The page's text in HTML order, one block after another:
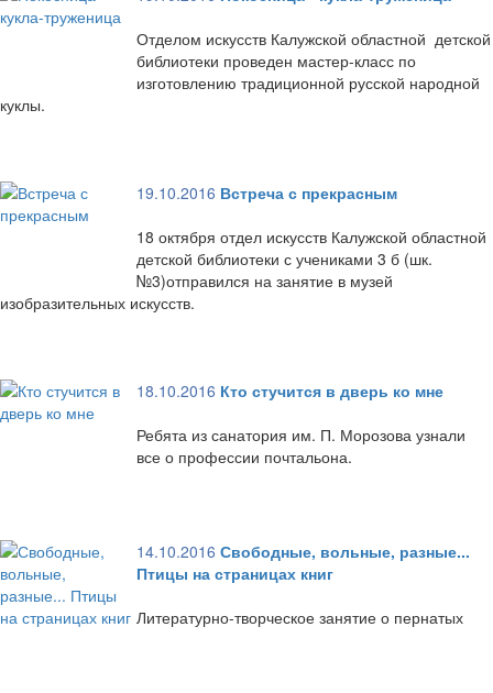
Отделом искусств Калужской областной детской
библиотеки проведен мастер-класс по
изготовлению традиционной русской народной
куклы.
19.10.2016 Встреча с прекрасным
18 октября отдел искусств Калужской областной
детской библиотеки с учениками 3 б (шк.
№3)отправился на занятие в музей
изобразительных искусств.
18.10.2016 Кто стучится в дверь ко мне
Ребята из санатория им. П. Морозова узнали
все о профессии почтальона.
14.10.2016 Свободные, вольные, разные...
Птицы на страницах книг
Литературно-творческое занятие о пернатых